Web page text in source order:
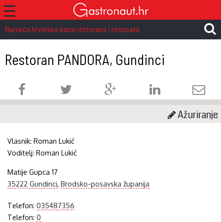
☰
Najveća hrvatska baza restorana i recepata
Restoran PANDORA, Gundinci
Ažuriranje
Vlasnik:Roman Lukić
Voditelj:Roman Lukić
Matije Gupca 17
35222 Gundinci,Brodsko-posavska županija
Telefon:035487356
Telefon:0